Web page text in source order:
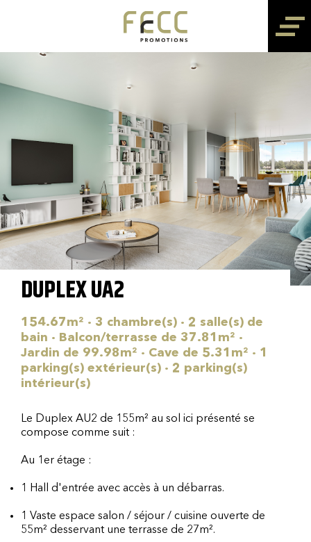
DUPLEX UA2
154.67m² · 3 chambre(s) · 2 salle(s) de
bain · Balcon/terrasse de 37.81m² ·
Jardin de 99.98m² · Cave de 5.31m² · 1
parking(s) extérieur(s) · 2 parking(s)
intérieur(s)
Le Duplex AU2 de 155m² au sol ici présenté se
compose comme suit :
Au 1er étage :
1 Hall d'entrée avec accès à un débarras.
1 Vaste espace salon / séjour / cuisine ouverte de
55m² desservant une terrasse de 27m².